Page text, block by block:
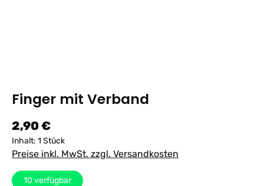
Finger mit Verband
Regulärer Preis:
2,90 €
Inhalt: 1 Stück
Preise inkl. MwSt. zzgl. Versandkosten
10 verfügbar